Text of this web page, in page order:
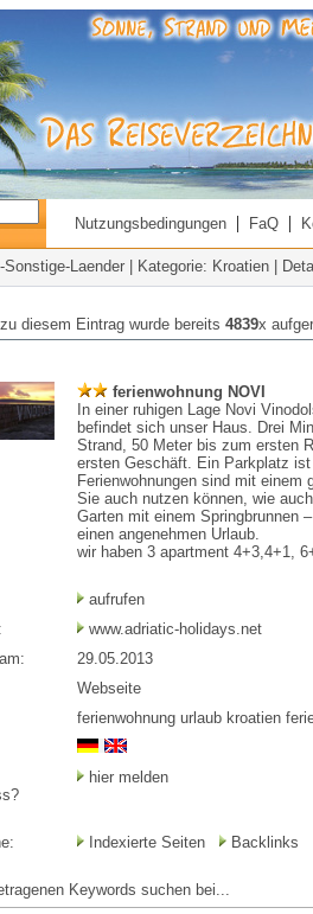
Nutzungsbedingungen| FaQ|
Sonstige-Laender| Kategorie: Kroatien|
diesem Eintrag wurde bereits 4839x
ferienwohnung NOVI
In einer ruhigen Lage Novi
befindet sich unser Haus. Drei
Strand, 50 Meter bis zum ersten
ersten Geschäft. Ein Parkplatz
Ferienwohnungen sind mit einem
Sie auch nutzen können, wie
Garten mit einem Springbrunnen
einen angenehmen Urlaub.
wir haben 3 apartment 4+3,4+1,
aufrufen
www.adriatic-holidays.net
29.05.2013
Webseite
ferienwohnung urlaub kroatien
hier melden
Indexierte Seiten Backlinks
Keywords suchen bei...